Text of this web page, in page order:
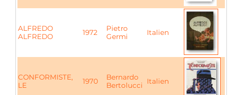
ALFREDO
ALFREDO
1972
Pietro
Germi
Italien
CONFORMISTE,
LE
1970
Bernardo
Bertolucci
Italien